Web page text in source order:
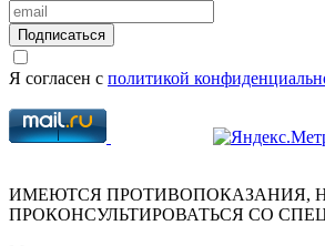
Подписаться
Я согласен с политикой
ИМЕЮТСЯ ПРОТИВОПОКАЗАНИЯ,
ПРОКОНСУЛЬТИРОВАТЬСЯ СО